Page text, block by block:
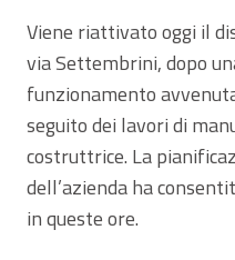
Viene riattivato oggi il
via Settembrini, dopo
funzionamento
seguito dei lavori di
costruttrice. La
dell’azienda ha
in queste ore.